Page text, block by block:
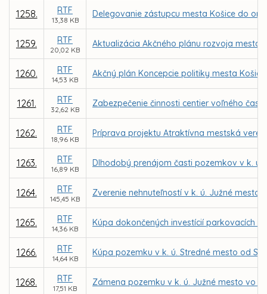
1258. RTF
13,38 KB
Delegovanie zástupcu mesta Košice do
1259. RTF
20,02 KB
Aktualizácia Akčného plánu rozvoja mesta
1260. RTF
14,53 KB
Akčný plán Koncepcie politiky mesta
1261. RTF
32,62 KB
Zabezpečenie činnosti centier voľného
1262. RTF
18,96 KB
Príprava projektu Atraktívna mestská
1263. RTF
16,89 KB
Dlhodobý prenájom časti pozemkov v k. ú.
1264. RTF
145,45 KB
Zverenie nehnuteľností v k. ú. Južné mesto
1265. RTF
14,36 KB
Kúpa dokončených investícií parkovacích
1266. RTF
14,64 KB
Kúpa pozemku v k. ú. Stredné mesto od
1268. RTF
17,51 KB
Zámena pozemku v k. ú. Južné mesto vo